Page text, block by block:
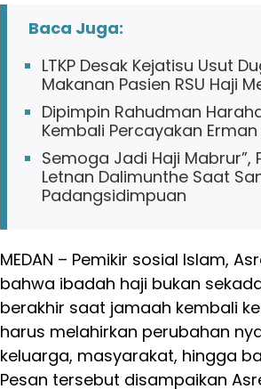
Baca Juga:
LTKP Desak Kejatisu Usut
Makanan Pasien RSU Haji
Dipimpin Rahudman
Kembali Percayakan
Semoga Jadi Haji Mabrur”,
Letnan Dalimunthe Saat
Padangsidimpuan
MEDAN – Pemikir sosial Islam,
bahwa ibadah haji bukan
berakhir saat jamaah kembali
harus melahirkan perubahan
keluarga, masyarakat, hingga
Pesan tersebut disampaikan